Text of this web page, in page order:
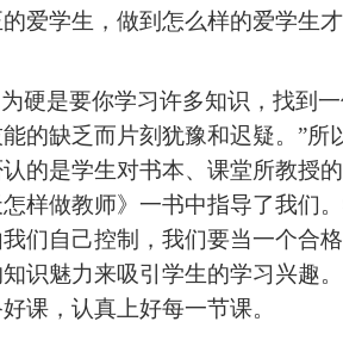
爱学生，做到怎么样的爱学生
硬是要你学习许多知识，找到
的缺乏而片刻犹豫和迟疑。”所
的是学生对书本、课堂所教授
样做教师》一书中指导了我们。
们自己控制，我们要当一个合
识魅力来吸引学生的学习兴趣
课，认真上好每一节课。